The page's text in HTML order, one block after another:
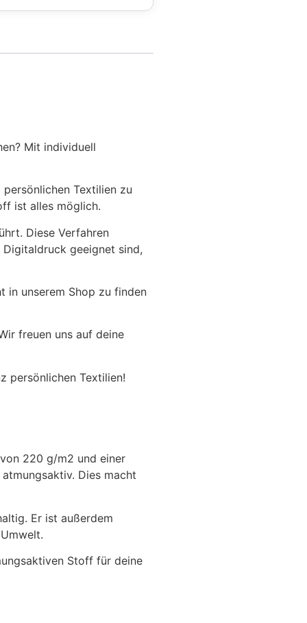
Mit individuell
Textilien zu
ist alles möglich.
Diese Verfahren
geeignet sind,
in unserem Shop zu finden
freuen uns auf deine
persönlichen Textilien!
220 g/m2 und einer
Dies macht
Er ist außerdem
Stoff für deine